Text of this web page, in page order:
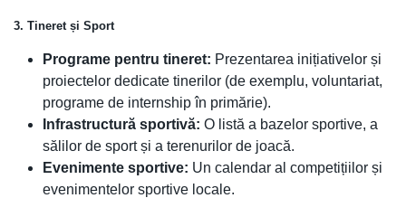
3. Tineret și Sport
Programe pentru tineret: Prezentarea inițiativelor și
proiectelor dedicate tinerilor (de exemplu, voluntariat,
programe de internship în primărie).
Infrastructură sportivă: O listă a bazelor sportive, a
sălilor de sport și a terenurilor de joacă.
Evenimente sportive: Un calendar al competițiilor și
evenimentelor sportive locale.